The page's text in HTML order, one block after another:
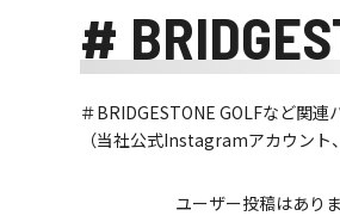
#
＃BRIDGESTONE GOLFなど関
（当社公式Instagramアカウン
ユーザー投稿はあり